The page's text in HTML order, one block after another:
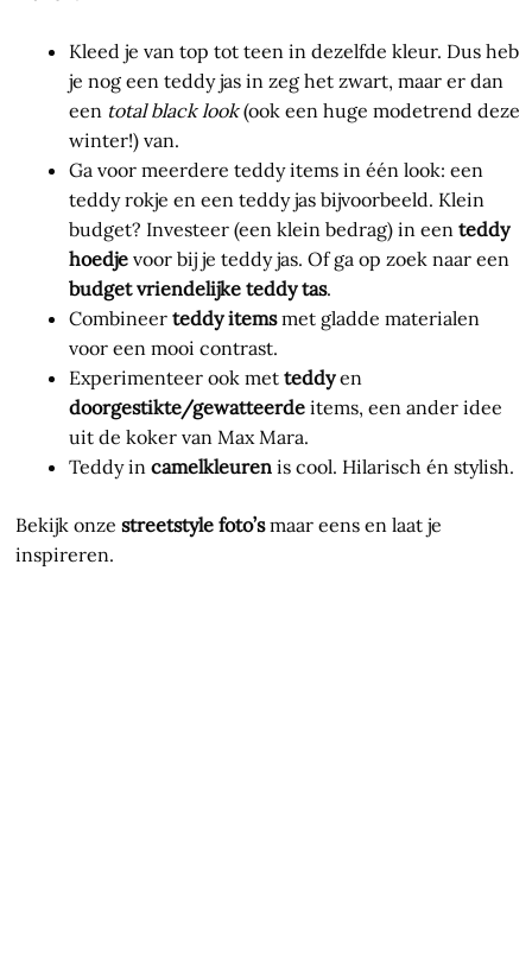
Kleed je van top tot teen in dezelfde kleur. Dus heb
je nog een teddy jas in zeg het zwart, maar er dan
een total black look(ook een huge modetrend deze
winter!) van.
Ga voor meerdere teddy items in één look: een
teddy rokje en een teddy jas bijvoorbeeld. Klein
budget? Investeer (een klein bedrag) in een teddy
hoedje voor bij je teddy jas. Of ga op zoek naar een
budget vriendelijke teddy tas.
Combineer teddy itemsmet gladde materialen
voor een mooi contrast.
Experimenteer ook met teddyen
doorgestikte/gewatteerde items, een ander idee
uit de koker van Max Mara.
Teddy in camelkleuren is cool. Hilarisch én stylish.
Bekijk onzestreetstyle foto’smaar eens en laat je
inspireren.